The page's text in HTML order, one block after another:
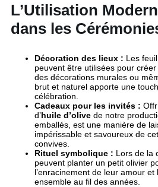
L’Utilisation
dans les
Décoration des lieux : Les
peuvent être utilisées pour créer
des décorations murales ou
brut et naturel apporte une
célébration.
Cadeaux pour les invités :
d’huile d’olive de notre
emballés, est une manière de
impérissable et savoureux de
convives.
Rituel symbolique : Lors de la
peuvent planter un petit olivier
l’enracinement de leur amour et
ensemble au fil des années.